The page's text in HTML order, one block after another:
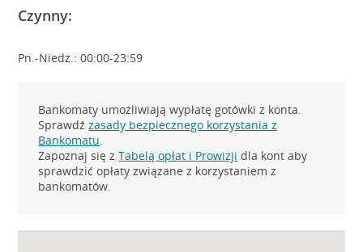
Czynny:
Pn.-Niedz.: 00:00-23:59
Bankomaty umożliwiają wypłatę gotówki z konta.
Sprawdźzasady bezpiecznego korzystania z
Bankomatu.
Zapoznaj się zTabelą opłat i Prowizji dla kont aby
sprawdzić opłaty związane z korzystaniem z
bankomatów.